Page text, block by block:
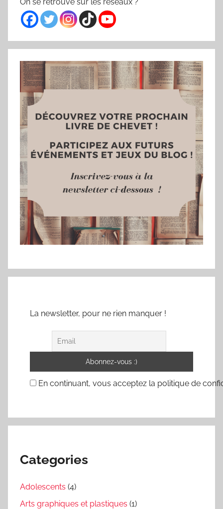
La newsletter, pour ne rien manquer !
En continuant, vous acceptez la politique de
Categories
Adolescents (4)
Arts graphiques et plastiques (1)